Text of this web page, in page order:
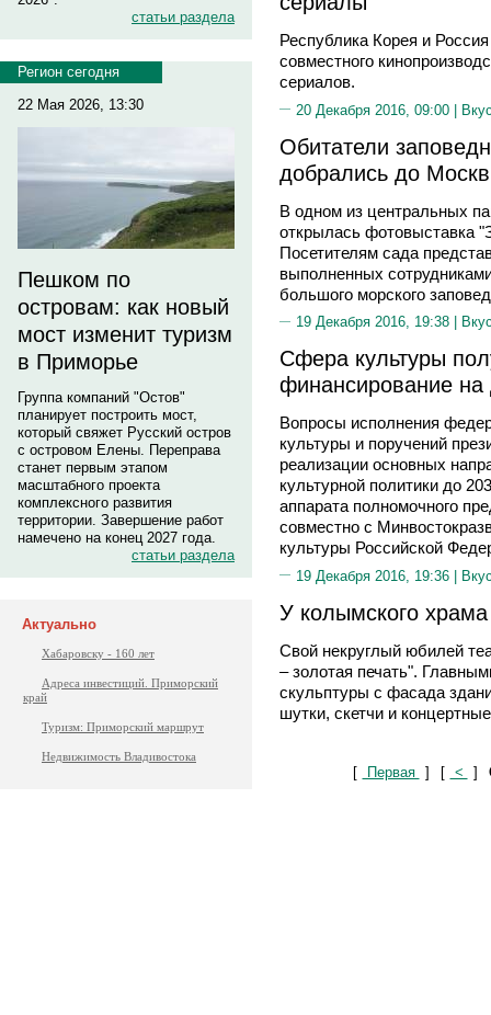
статьи раздела
Регион сегодня
22 Мая 2026, 13:30
Пешком по
островам: как новый
мост изменит туризм
в Приморье
Группа компаний "Остов"
планирует построить мост,
который свяжет Русский остров
с островом Елены. Переправа
станет первым этапом
масштабного проекта
комплексного развития
территории. Завершение работ
намечено на конец 2027 года.
статьи раздела
Актуально
Хабаровску - 160 лет
Адреса инвестиций. Приморский
край
Туризм: Приморский маршрут
Недвижимость Владивостока
Республика Корея и
совместного
сериалов.
20 Декабря 2016, 09:00 |
Обитатели
добрались до
В одном из центральных
открылась фотовыставка
Посетителям сада
выполненных
большого морского
19 Декабря 2016, 19:38 |
Сфера культуры
финансирование
Вопросы исполнения
культуры и поручений
реализации основных
культурной политики до
аппарата полномочного
совместно с
культуры Российской
19 Декабря 2016, 19:36 |
У колымского
Свой некруглый юбилей
– золотая печать".
скульптуры с фасада
шутки, скетчи и
[ Первая ] [ < ]